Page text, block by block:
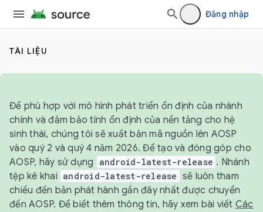
Đăng nhập
TÀI LIỆU
Để phù hợp với mô hình phát triển ổn định của nhánh
chính và đảm bảo tính ổn định của nền tảng cho hệ
sinh thái, chúng tôi sẽ xuất bản mã nguồn lên AOSP
vào quý 2 và quý 4 năm 2026. Để tạo và đóng góp cho
AOSP, hãy sử dụng
android-latest-release . Nhánh
tệp kê khai android-latest-release sẽ luôn tham
chiếu đến bản phát hành gần đây nhất được chuyển
đến AOSP. Để biết thêm thông tin, hãy xem bài viết Các